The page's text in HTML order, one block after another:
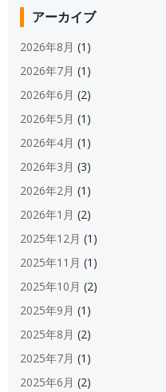
アーカイブ
2026年8月 (1)
2026年7月 (1)
2026年6月 (2)
2026年5月 (1)
2026年4月 (1)
2026年3月 (3)
2026年2月 (1)
2026年1月 (2)
2025年12月 (1)
2025年11月 (1)
2025年10月 (2)
2025年9月 (1)
2025年8月 (2)
2025年7月 (1)
2025年6月 (2)